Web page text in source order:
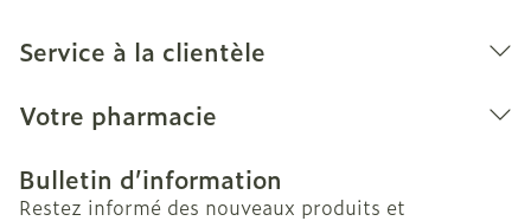
Service à la clientèle
Votre pharmacie
Bulletin d’information
Restez informé des nouveaux produits et